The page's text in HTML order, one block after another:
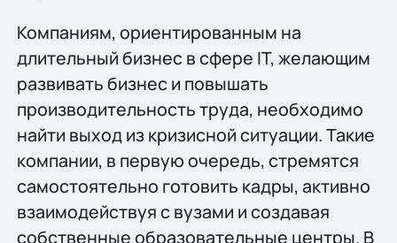
Компаниям, ориентированным на
длительный бизнес в сфере IT, желающим
развивать бизнес и повышать
производительность труда, необходимо
найти выход из кризисной ситуации. Такие
компании, в первую очередь, стремятся
самостоятельно готовить кадры, активно
взаимодействуя с вузами и создавая
собственные образовательные центры. В